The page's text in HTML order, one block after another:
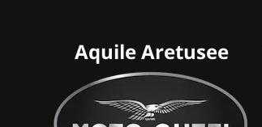
Aquile Aretusee